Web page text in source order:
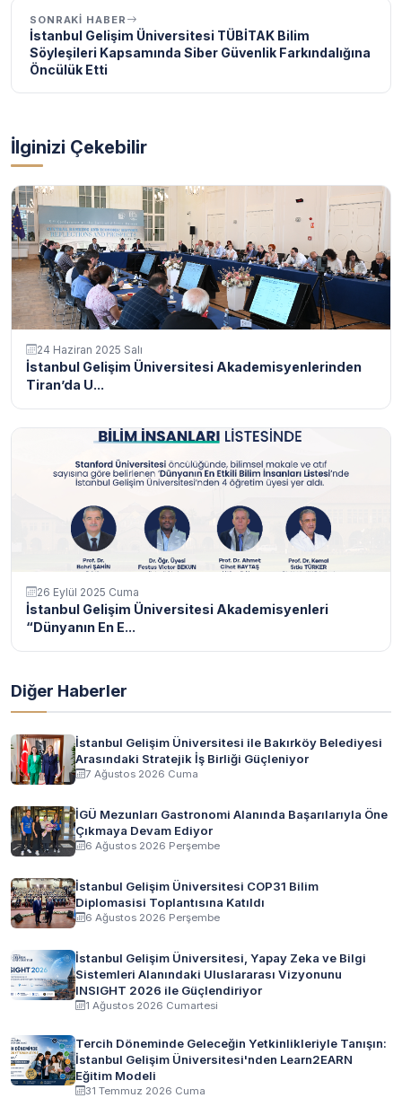
SONRAKI HABER
İstanbul Gelişim Üniversitesi TÜBİTAK Bilim
Söyleşileri Kapsamında Siber Güvenlik Farkındalığına
Öncülük Etti
İlginizi Çekebilir
24 Haziran 2025 Salı
İstanbul Gelişim Üniversitesi Akademisyenlerinden
Tiran’da U...
26 Eylül 2025 Cuma
İstanbul Gelişim Üniversitesi Akademisyenleri
“Dünyanın En E...
Diğer Haberler
İstanbul Gelişim Üniversitesi ile Bakırköy Belediyesi
Arasındaki Stratejik İş Birliği Güçleniyor
7 Ağustos 2026 Cuma
İGÜ Mezunları Gastronomi Alanında Başarılarıyla Öne
Çıkmaya Devam Ediyor
6 Ağustos 2026 Perşembe
İstanbul Gelişim Üniversitesi COP31 Bilim
Diplomasisi Toplantısına Katıldı
6 Ağustos 2026 Perşembe
İstanbul Gelişim Üniversitesi, Yapay Zeka ve Bilgi
Sistemleri Alanındaki Uluslararası Vizyonunu
INSIGHT 2026 ile Güçlendiriyor
1 Ağustos 2026 Cumartesi
Tercih Döneminde Geleceğin Yetkinlikleriyle Tanışın:
İstanbul Gelişim Üniversitesi'nden Learn2EARN
Eğitim Modeli
31 Temmuz 2026 Cuma